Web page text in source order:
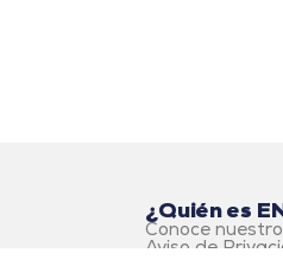
¿Quién es
Conoce
Aviso de